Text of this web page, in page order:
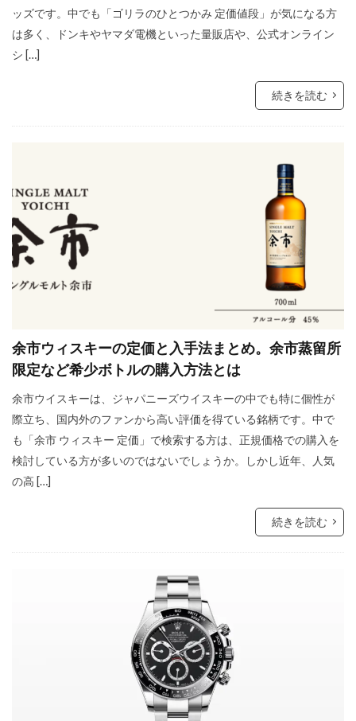
ッズです。中でも「ゴリラのひとつかみ 定価値段」が気になる方
は多く、ドンキやヤマダ電機といった量販店や、公式オンライン
シ […]
続きを読む
余市ウィスキーの定価と入手法まとめ。余市蒸留所
限定など希少ボトルの購入方法とは
余市ウイスキーは、ジャパニーズウイスキーの中でも特に個性が
際立ち、国内外のファンから高い評価を得ている銘柄です。中で
も「余市 ウィスキー 定価」で検索する方は、正規価格での購入を
検討している方が多いのではないでしょうか。しかし近年、人気
の高 […]
続きを読む